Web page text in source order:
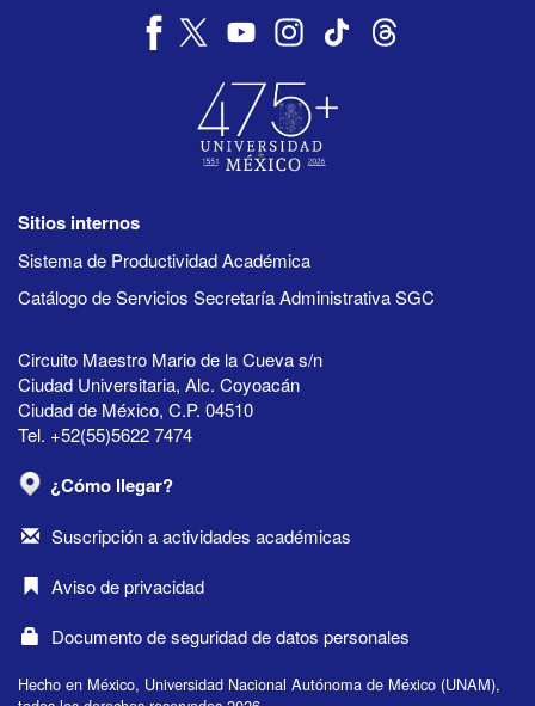
Sitios internos
Sistema de Productividad Académica
Catálogo de Servicios Secretaría Administrativa SGC
Circuito Maestro Mario de la Cueva s/n
Ciudad Universitaria, Alc. Coyoacán
Ciudad de México, C.P. 04510
Tel. +52(55)5622 7474
¿Cómo llegar?
Suscripción a actividades académicas
Aviso de privacidad
Documento de seguridad de datos personales
Hecho en México, Universidad Nacional Autónoma de México (UNAM),